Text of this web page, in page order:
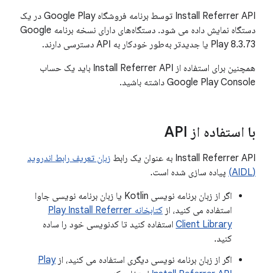
Install Referrer API توسط برنامه فروشگاه Google Play در یک
دستگاه نمایش داده می شود. دستگاه‌های دارای نسخه برنامه Google
Play 8.3.73 یا جدیدتر به‌طور خودکار به API دسترسی دارند.
همچنین برای استفاده از Install Referrer API باید یک حساب
Google Play Console داشته باشید.
با استفاده از API
Install Referrer API به عنوان یک رابط
زبان تعریف رابط اندروید
(AIDL)
پیاده سازی شده است.
اگر از زبان برنامه نویسی Kotlin یا زبان برنامه نویسی جاوا
استفاده می کنید، از
کتابخانه Play Install Referrer
Client Library استفاده کنید تا کدنویسی خود را ساده
کنید.
اگر از زبان برنامه نویسی دیگری استفاده می کنید، ازPlay